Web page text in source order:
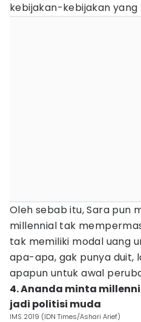
kebijakan-kebijakan yang
Oleh sebab itu, Sara pun
millennial tak
tak memiliki modal uang
apa-apa, gak punya duit,
apapun untuk awal
4. Ananda minta
jadi politisi muda
IMS 2019 (IDN Times/Ashari Arief)